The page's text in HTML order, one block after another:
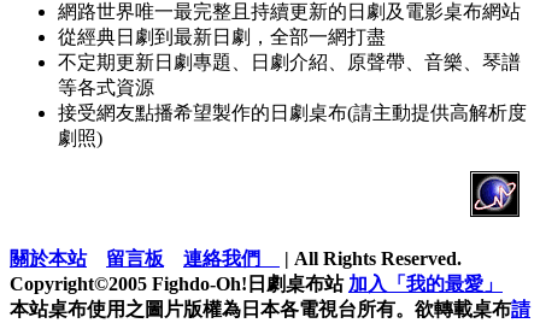
網路世界唯一最完整且持續更新的日劇及電影桌布網站
從經典日劇到最新日劇，全部一網打盡
不定期更新日劇專題、日劇介紹、原聲帶、音樂、琴譜
等各式資源
接受網友點播希望製作的日劇桌布(請主動提供高解析度
劇照)
關於本站 留言板 連絡我們
| All Rights Reserved.
Copyright©2005 Fighdo-Oh!日劇桌布站 加入「我的最愛」
本站桌布使用之圖片版權為日本各電視台所有。欲轉載桌布請